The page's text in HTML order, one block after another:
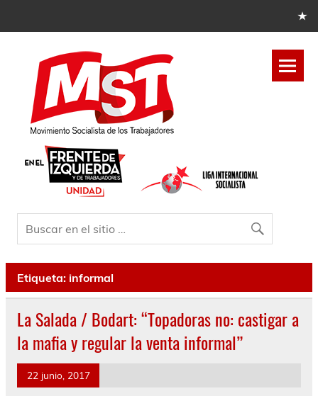
Etiqueta: informal
La Salada / Bodart: “Topadoras no: castigar a
la mafia y regular la venta informal”
22 junio, 2017